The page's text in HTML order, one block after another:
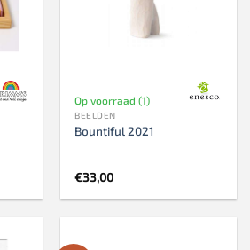
Op voorraad (1)
BEELDEN
Bountiful 2021
€33,00